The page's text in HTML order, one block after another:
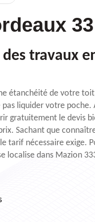
33
des travaux
étanchéité de votre
liquider votre poche.
gratuitement le devis
Sachant que
tarif nécessaire exige.
localise dans Mazion